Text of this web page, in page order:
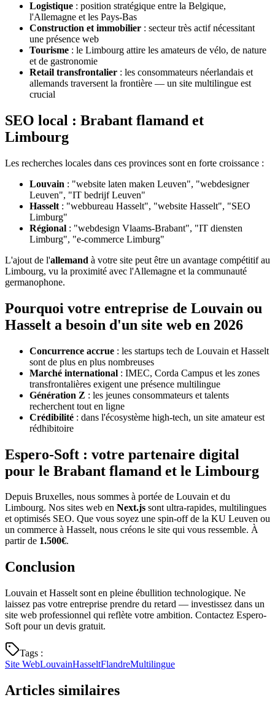
Logistique : position stratégique entre la Belgique,
l'Allemagne et les Pays-Bas
Construction et immobilier : secteur très actif nécessitant
une présence web
Tourisme : le Limbourg attire les amateurs de vélo, de nature
et de gastronomie
Retail transfrontalier : les consommateurs néerlandais et
allemands traversent la frontière — un site multilingue est
crucial
SEO local : Brabant flamand et
Limbourg
Les recherches locales dans ces provinces sont en forte croissance :
Louvain : "website laten maken Leuven", "webdesigner
Leuven", "IT bedrijf Leuven"
Hasselt : "webbureau Hasselt", "website Hasselt", "SEO
Limburg"
Régional : "webdesign Vlaams-Brabant", "IT diensten
Limburg", "e-commerce Limburg"
L'ajout de l'allemand à votre site peut être un avantage compétitif au
Limbourg, vu la proximité avec l'Allemagne et la communauté
germanophone.
Pourquoi votre entreprise de Louvain ou
Hasselt a besoin d'un site web en 2026
Concurrence accrue : les startups tech de Louvain et Hasselt
sont de plus en plus nombreuses
Marché international : IMEC, Corda Campus et les zones
transfrontalières exigent une présence multilingue
Génération Z : les jeunes consommateurs et talents
recherchent tout en ligne
Crédibilité : dans l'écosystème high-tech, un site amateur est
rédhibitoire
Espero-Soft : votre partenaire digital
pour le Brabant flamand et le Limbourg
Depuis Bruxelles, nous sommes à portée de Louvain et du
Limbourg. Nos sites web en Next.js sont ultra-rapides, multilingues
et optimisés SEO. Que vous soyez une spin-off de la KU Leuven ou
un commerce à Hasselt, nous créons le site qui vous ressemble. À
partir de 1.500€.
Conclusion
Louvain et Hasselt sont en pleine ébullition technologique. Ne
laissez pas votre entreprise prendre du retard — investissez dans un
site web professionnel qui reflète votre ambition. Contactez Espero-
Soft pour un devis gratuit.
Tags :
Site WebLouvainHasseltFlandreMultilingue
Articles similaires